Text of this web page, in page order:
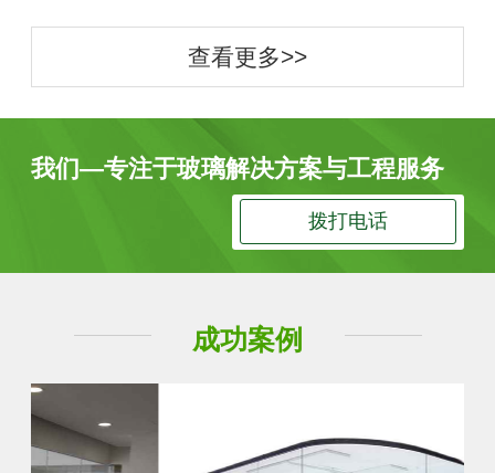
查看更多>>
我们—专注于玻璃解决方案与工程服务
拨打电话
成功案例